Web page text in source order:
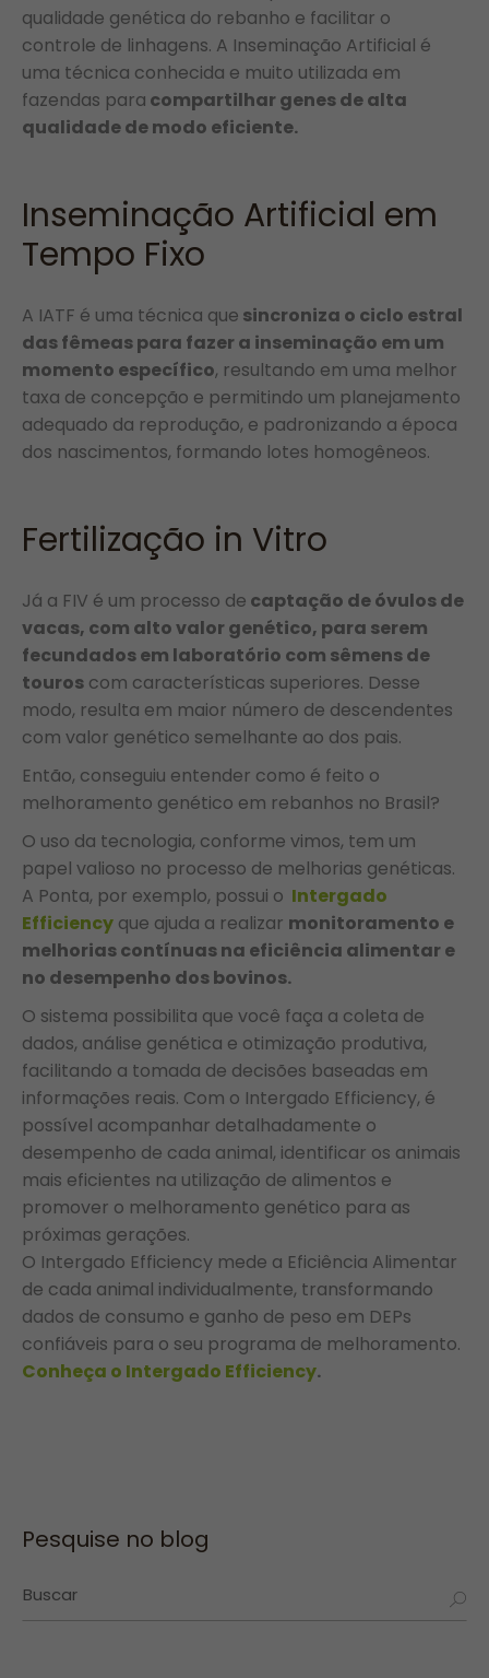
qualidade genética do rebanho e facilitar o
controle de linhagens. A Inseminação Artificial é
uma técnica conhecida e muito utilizada em
fazendas para compartilhar genes de alta
qualidade de modo eficiente.
Inseminação Artificial em
Tempo Fixo
A IATF é uma técnica que sincroniza o ciclo estral
das fêmeas para fazer a inseminação em um
momento específico, resultando em uma melhor
taxa de concepção e permitindo um planejamento
adequado da reprodução, e padronizando a época
dos nascimentos, formando lotes homogêneos.
Fertilização in Vitro
Já a FIV é um processo de captação de óvulos de
vacas, com alto valor genético, para serem
fecundados em laboratório com sêmens de
touros com características superiores. Desse
modo, resulta em maior número de descendentes
com valor genético semelhante ao dos pais.
Então, conseguiu entender como é feito o
melhoramento genético em rebanhos no Brasil?
O uso da tecnologia, conforme vimos, tem um
papel valioso no processo de melhorias genéticas.
A Ponta, por exemplo, possui o Intergado
Efficiency que ajuda a realizar monitoramento e
melhorias contínuas na eficiência alimentar e
no desempenho dos bovinos.
O sistema possibilita que você faça a coleta de
dados, análise genética e otimização produtiva,
facilitando a tomada de decisões baseadas em
informações reais. Com o Intergado Efficiency, é
possível acompanhar detalhadamente o
desempenho de cada animal, identificar os animais
mais eficientes na utilização de alimentos e
promover o melhoramento genético para as
próximas gerações.
O Intergado Efficiency mede a Eficiência Alimentar
de cada animal individualmente, transformando
dados de consumo e ganho de peso em DEPs
confiáveis para o seu programa de melhoramento.
Conheça o Intergado Efficiency.
Pesquise no blog